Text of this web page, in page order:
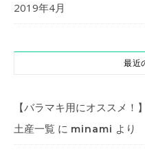
2019年4月
最近
【バラマキ用にオススメ
土産一覧 に minami より